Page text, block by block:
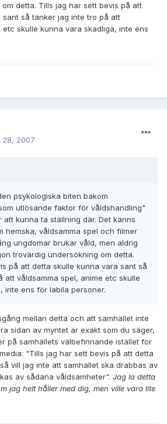
detta. Tills jag har sett bevis på att
så tänker jag inte tro på att
etc skulle kunna vara skadliga, inte ens
28, 2007
psykologiska biten bakom
utlösande faktor för våldshandling"
kunna ta ställning där. Det känns
hemska, våldsamma spel och filmer
ungdomar brukar våld, men aldrig
trovärdig undersökning om detta.
på att detta skulle kunna vara sant så
att våldsamma spel, anime etc skulle
inte ens för labila personer.
mellan detta och att samhället inte
sidan av myntet är exakt som du säger,
på samhällets välbefinnande istället för
"Tills jag har sett bevis på att detta
vill jag inte att samhället ska drabbas av
av sådana våldsamheter". Jag la detta
jag helt håller med dig, men ville vara lite